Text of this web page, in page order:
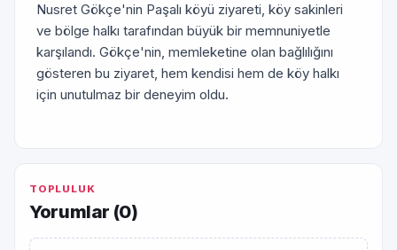
Nusret Gökçe'nin Paşalı köyü ziyareti, köy sakinleri
ve bölge halkı tarafından büyük bir memnuniyetle
karşılandı. Gökçe'nin, memleketine olan bağlılığını
gösteren bu ziyaret, hem kendisi hem de köy halkı
için unutulmaz bir deneyim oldu.
TOPLULUK
Yorumlar (0)